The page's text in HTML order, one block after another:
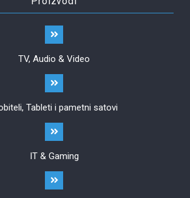
TV, Audio & Video
Tableti i pametni satovi
IT & Gaming